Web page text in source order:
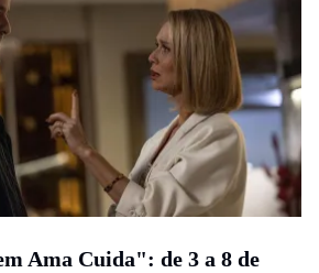
Ama Cuida": de 3 a 8 de